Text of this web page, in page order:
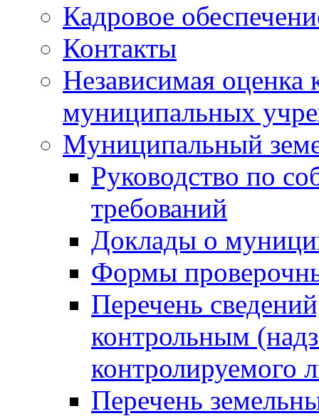
Кадровое
Контакты
Независимая оценка
муниципальных
Муниципальный
Руководство по
требований
Доклады о
Формы
Перечень
контрольным
контролируемого
Перечень